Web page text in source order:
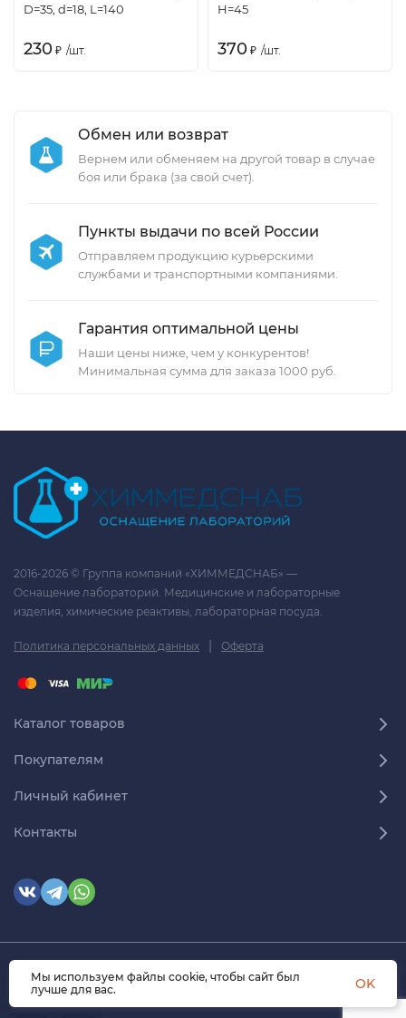
D=35, d=18, L=140
230 ₽ /шт.
H=45
370 ₽ /шт.
Обмен или возврат
Вернем или обменяем на другой товар в случае
боя или брака (за свой счет).
Пункты выдачи по всей России
Отправляем продукцию курьерскими
службами и транспортными компаниями.
Гарантия оптимальной цены
Наши цены ниже, чем у конкурентов!
Минимальная сумма для заказа 1000 руб.
2016-2026 © Группа компаний «ХИММЕДСНАБ» —
Оснащение лабораторий. Медицинские и лабораторные
изделия, химические реактивы, лабораторная посуда.
Политика персональных данных | Оферта
Каталог товаров
Покупателям
Личный кабинет
Контакты
© 2026 himmedsnab.ru. Все права защищены
Мы используем файлы cookie, чтобы сайт был
лучше для вас.
OK